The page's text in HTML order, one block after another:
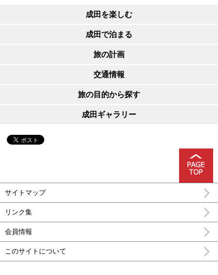
成田を楽しむ
成田で泊まる
旅の計画
交通情報
旅の目的から探す
成田ギャラリー
サイトマップ
リンク集
会員情報
このサイトについて